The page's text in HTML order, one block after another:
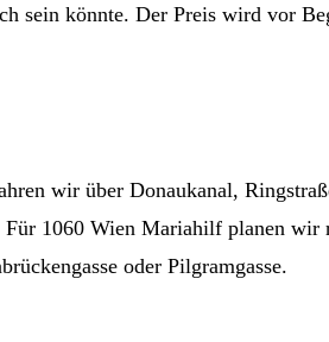
sein könnte. Der Preis wird vor
wir über Donaukanal,
Für 1060 Wien Mariahilf planen wir
oder Pilgramgasse.